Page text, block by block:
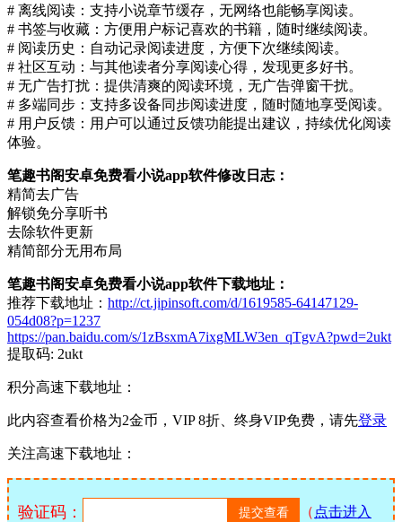
# 离线阅读：支持小说章节缓存，无网络也能畅享阅读。
# 书签与收藏：方便用户标记喜欢的书籍，随时继续阅读。
# 阅读历史：自动记录阅读进度，方便下次继续阅读。
# 社区互动：与其他读者分享阅读心得，发现更多好书。
# 无广告打扰：提供清爽的阅读环境，无广告弹窗干扰。
# 多端同步：支持多设备同步阅读进度，随时随地享受阅读。
# 用户反馈：用户可以通过反馈功能提出建议，持续优化阅读
体验。
笔趣书阁安卓免费看小说app软件修改日志：
精简去广告
解锁免分享听书
去除软件更新
精简部分无用布局
笔趣书阁安卓免费看小说app软件下载地址：
推荐下载地址： http://ct.jipinsoft.com/d/1619585-64147129-
054d08?p=1237
https://pan.baidu.com/s/1zBsxmA7ixgMLW3en_qTgvA?pwd=2ukt
提取码: 2ukt
积分高速下载地址：
此内容查看价格为2金币，VIP 8折、终身VIP免费，请先登录
关注高速下载地址：
验证码： （ 点击进入